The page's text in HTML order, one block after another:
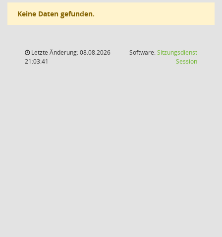
Keine Daten gefunden.
Letzte Änderung: 08.08.2026
21:03:41
Software:Sitzungsdienst
Session(Wird in